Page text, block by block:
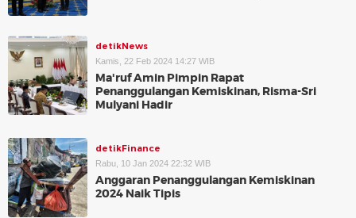
detikNews
Kamis, 22 Feb 2024 14:27 WIB
Ma'ruf Amin Pimpin Rapat
Penanggulangan Kemiskinan, Risma-Sri
Mulyani Hadir
detikFinance
Rabu, 10 Jan 2024 22:32 WIB
Anggaran Penanggulangan Kemiskinan
2024 Naik Tipis